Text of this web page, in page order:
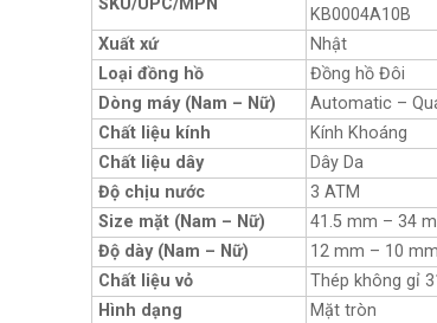
KB0004A10B
Xuất xứ
Nhật
Loại đồng hồ
Đồng hồ Đôi
Dòng máy (Nam – Nữ)
Automatic –
Chất liệu kính
Kính Khoáng
Chất liệu dây
Dây Da
Độ chịu nước
3 ATM
Size mặt (Nam – Nữ)
41.5 mm – 34
Độ dày (Nam – Nữ)
12 mm – 10 mm
Chất liệu vỏ
Thép không gỉ
Hình dạng
Mặt tròn